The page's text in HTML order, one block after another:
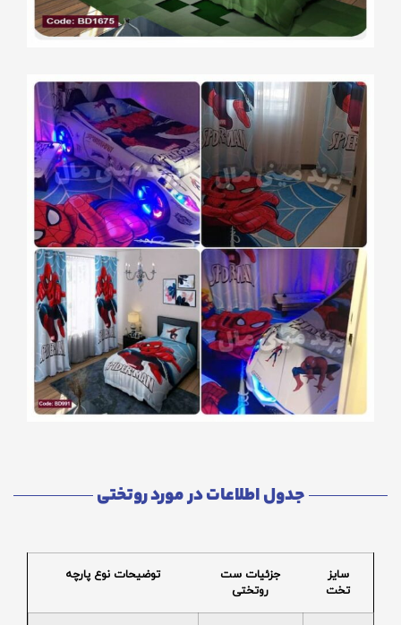
جدول اطلاعات در مورد روتختی
سایز
تخت
جزئیات ست
روتختی
توضیحات نوع پارچه